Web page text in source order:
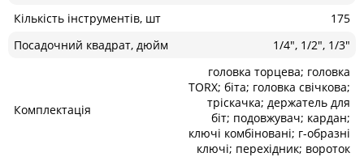
Кількість інструментів, шт
175
Посадочний квадрат, дюйм
1/4", 1/2", 1/3"
Комплектація
головка торцева; головка
TORX; біта; головка свічкова;
тріскачка; держатель для
біт; подовжувач; кардан;
ключі комбіновані; г-образні
ключі; перехідник; вороток